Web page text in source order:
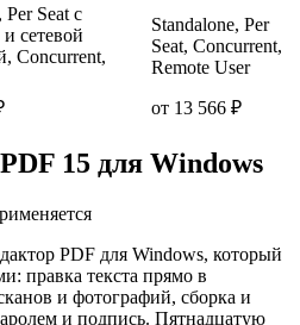
Per Seat с
сетевой
Concurrent,
Standalone, Per
Seat, Concurrent,
Remote User
от 13 566 ₽
15 для Windows
PDF для Windows, который
правка текста прямо в
и фотографий, сборка и
и подпись. Пятнадцатую